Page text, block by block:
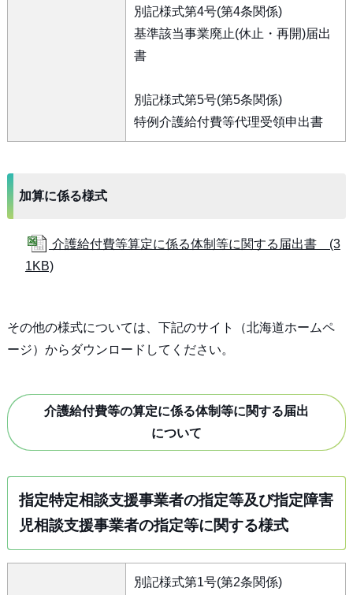
別記様式第4号(第4条関係)
基準該当事業廃止(休止・再開)届出
書
別記様式第5号(第5条関係)
特例介護給付費等代理受領申出書
加算に係る様式
介護給付費等算定に係る体制等に関する届出書 (3
1KB)
その他の様式については、下記のサイト（北海道ホームペ
ージ）からダウンロードしてください。
介護給付費等の算定に係る体制等に関する届出
について
指定特定相談支援事業者の指定等及び指定障害
児相談支援事業者の指定等に関する様式
別記様式第1号(第2条関係)